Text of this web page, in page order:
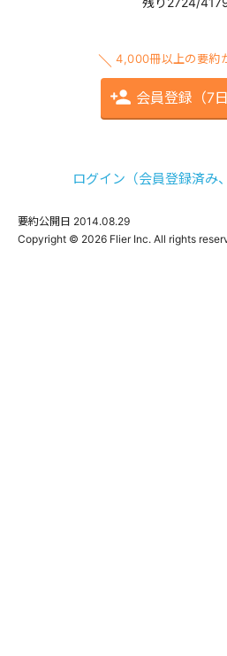
4,000冊以上の要約
会員登録（7
ログイン（会員登録済み
要約公開日 2014.08.29